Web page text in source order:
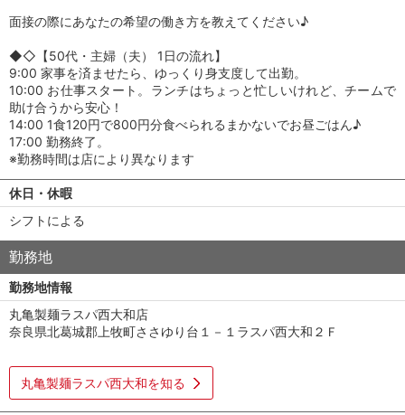
面接の際にあなたの希望の働き方を教えてください♪
◆◇【50代・主婦（夫） 1日の流れ】
9:00 家事を済ませたら、ゆっくり身支度して出勤。
10:00 お仕事スタート。ランチはちょっと忙しいけれど、チームで
助け合うから安心！
14:00 1食120円で800円分食べられるまかないでお昼ごはん♪
17:00 勤務終了。
※勤務時間は店により異なります
休日・休暇
シフトによる
勤務地
勤務地情報
丸亀製麺ラスパ西大和店
奈良県北葛城郡上牧町ささゆり台１－１ラスパ西大和２Ｆ
丸亀製麺ラスパ西大和を知る